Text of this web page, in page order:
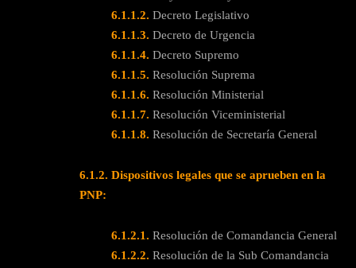
6.1.1.2. Decreto Legislativo
6.1.1.3. Decreto de Urgencia
6.1.1.4. Decreto Supremo
6.1.1.5. Resolución Suprema
6.1.1.6. Resolución Ministerial
6.1.1.7. Resolución Viceministerial
6.1.1.8. Resolución de Secretaría General
6.1.2. Dispositivos legales que se aprueben en la
PNP:
6.1.2.1. Resolución de Comandancia General
6.1.2.2. Resolución de la Sub Comandancia